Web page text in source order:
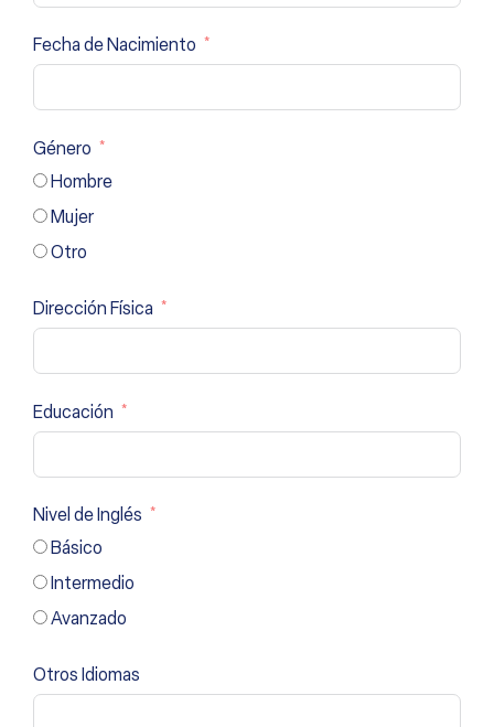
Fecha de Nacimiento
Género
Hombre
Mujer
Otro
Dirección Física
Educación
Nivel de Inglés
Básico
Intermedio
Avanzado
Otros Idiomas